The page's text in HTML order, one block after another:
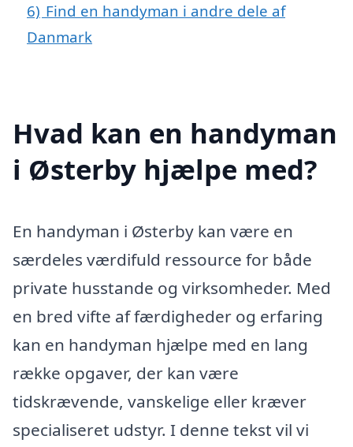
6) Find en handyman i andre dele af
Danmark
Hvad kan en handyman
i Østerby hjælpe med?
En handyman i Østerby kan være en
særdeles værdifuld ressource for både
private husstande og virksomheder. Med
en bred vifte af færdigheder og erfaring
kan en handyman hjælpe med en lang
række opgaver, der kan være
tidskrævende, vanskelige eller kræver
specialiseret udstyr. I denne tekst vil vi